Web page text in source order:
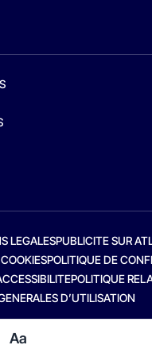
Aa
LEGALESPUBLICITE SUR
POLITIQUE DE
POLITIQUE
D’UTILISATION